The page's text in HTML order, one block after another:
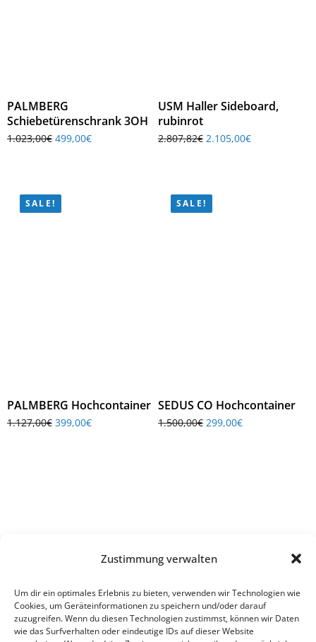
Zustimmung verwalten
Um dir ein optimales Erlebnis zu bieten, verwenden wir Technologien wie
Cookies, um Geräteinformationen zu speichern und/oder darauf
zuzugreifen. Wenn du diesen Technologien zustimmst, können wir Daten
wie das Surfverhalten oder eindeutige IDs auf dieser Website
PALMBERG
Schiebetürenschrank 3OH
1.023,00€ 499,00€
USM Haller Sideboard,
rubinrot
2.807,82€ 2.105,00€
SALE!
PALMBERG Hochcontainer
1.127,00€ 399,00€
SALE!
SEDUS CO Hochcontainer
1.500,00€ 299,00€
Sie auch unsere digitalen Lösungen für vernetztes und effizientes
Arbeiten.